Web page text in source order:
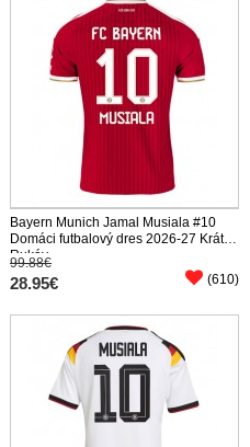
Bayern Munich Jamal Musiala #10
Domáci futbalový dres 2026-27 Krátky
Rukáv
99.88€
28.95€ (610)